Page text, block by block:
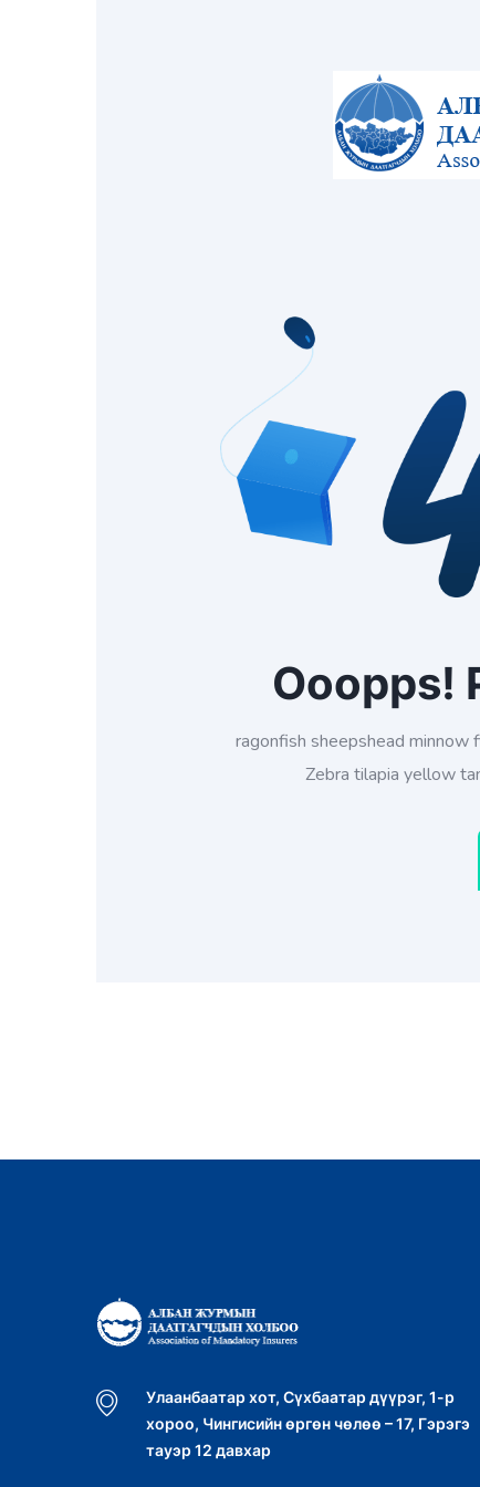
Улаанбаатар хот, Сүхбаатар дүүрэг, 1-р
хороо, Чингисийн өргөн чөлөө – 17, Гэрэгэ
тауэр 12 давхар